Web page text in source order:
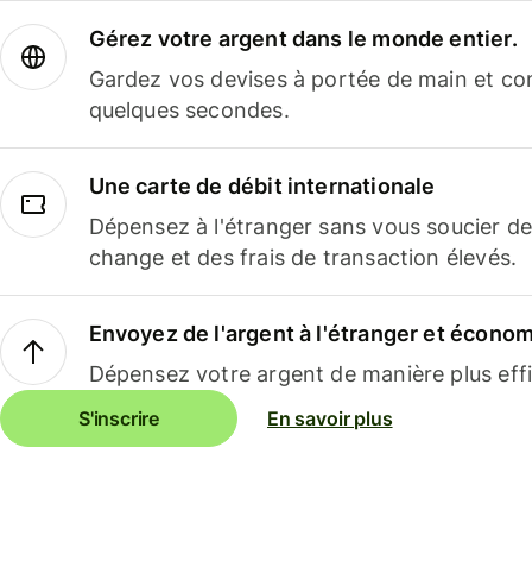
Gérez votre argent dans le monde entier.
Gardez vos devises à portée de main et
quelques secondes.
Une carte de débit internationale
Dépensez à l'étranger sans vous soucier
change et des frais de transaction élevés.
Envoyez de l'argent à l'étranger et
Dépensez votre argent de manière plus
S'inscrire En savoir plus